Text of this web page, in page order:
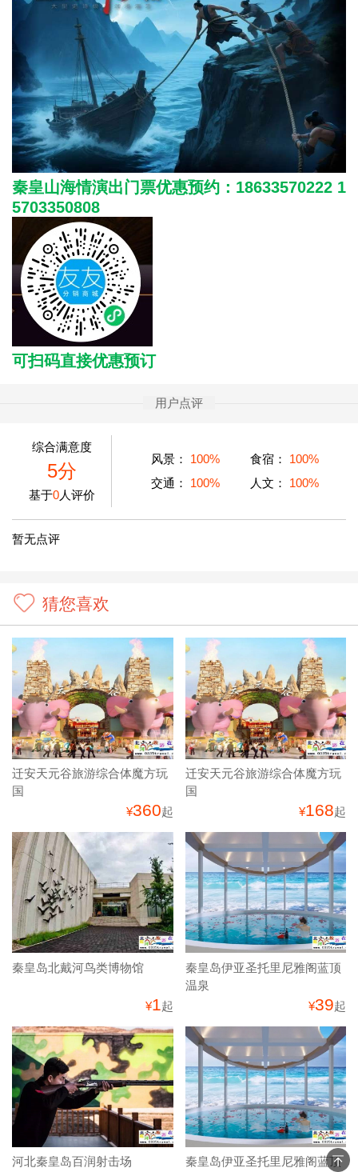
秦皇山海情演出门票优惠预约：18633570222 1
用户点评
综合满意度
5分
基于0人评价
风景： 100% 食宿： 100%
交通： 100% 人文： 100%
暂无点评
猜您喜欢
迁安天元谷旅游综合体魔方玩
¥360起
迁安天元谷旅游综合体魔方玩
¥
168起